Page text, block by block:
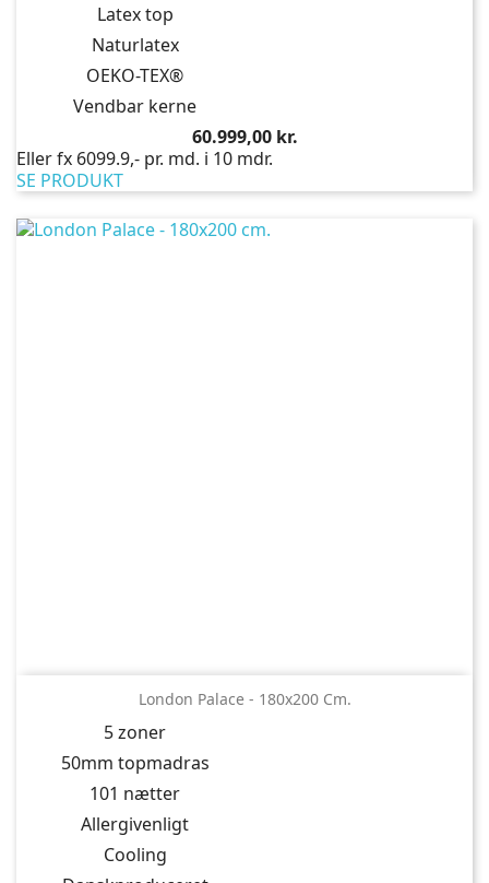
Latex top
Naturlatex
OEKO-TEX®
Vendbar kerne
Pris
60.999,00 kr.
Eller fx 6099.9,- pr. md. i 10 mdr.
SE PRODUKT
London Palace - 180x200 Cm.
5 zoner
50mm topmadras
101 nætter
Allergivenligt
Cooling